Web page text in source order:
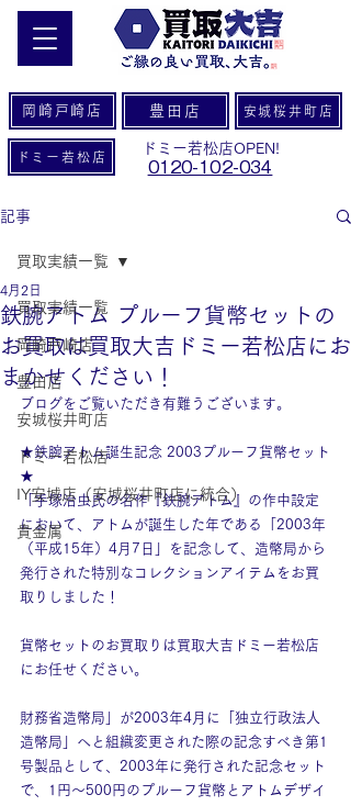
岡崎戸崎店 豊田店 安城桜井町店
ドミー若松店
ドミー若松店OPEN!
0120-102-034
記事
買取実績一覧
岡崎戸崎店
豊田店
安城桜井町店
ドミー若松店
IY安城店（安城桜井町店に統合）
貴金属
買取実績一覧
鉄腕アトム プルーフ貨幣セットの
お買取は買取大吉ドミー若松店にお
まかせください！
4月2日
ブログをご覧いただき有難うございます。
★鉄腕アトム誕生記念 2003プルーフ貨幣セット
★
「手塚治虫氏の名作『鉄腕アトム』の作中設定
において、アトムが誕生した年である「2003年
（平成15年）4月7日」を記念して、造幣局から
発行された特別なコレクションアイテムをお買
取りしました！
貨幣セットのお買取りは買取大吉ドミー若松店
にお任せください。
財務省造幣局」が2003年4月に「独立行政法人
造幣局」へと組織変更された際の記念すべき第1
号製品として、2003年に発行された記念セット
で、1円〜500円のプルーフ貨幣とアトムデザイ